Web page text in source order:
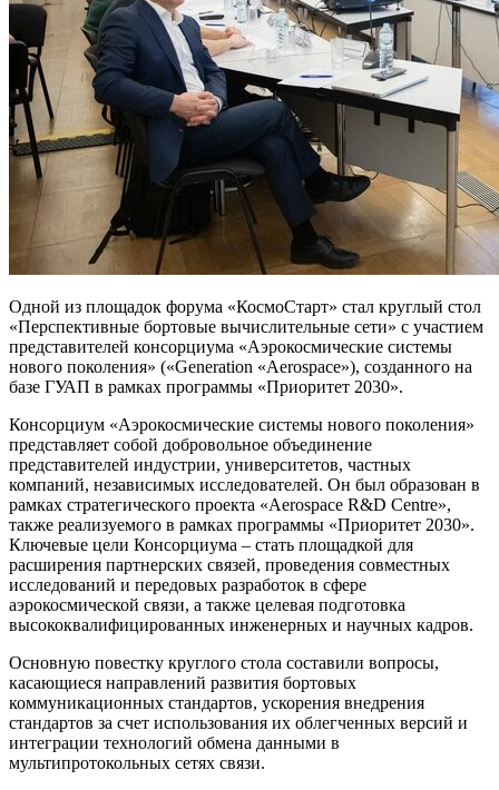
Одной из площадок форума «КосмоСтарт» стал круглый стол
«Перспективные бортовые вычислительные сети» с участием
представителей консорциума «Аэрокосмические системы
нового поколения» («Generation «Aerospace»), созданного на
базе ГУАП в рамках программы «Приоритет 2030».
Консорциум «Аэрокосмические системы нового поколения»
представляет собой добровольное объединение
представителей индустрии, университетов, частных
компаний, независимых исследователей. Он был образован в
рамках стратегического проекта «Aerospace R&D Centre»,
также реализуемого в рамках программы «Приоритет 2030».
Ключевые цели Консорциума – стать площадкой для
расширения партнерских связей, проведения совместных
исследований и передовых разработок в сфере
аэрокосмической связи, а также целевая подготовка
высококвалифицированных инженерных и научных кадров.
Основную повестку круглого стола составили вопросы,
касающиеся направлений развития бортовых
коммуникационных стандартов, ускорения внедрения
стандартов за счет использования их облегченных версий и
интеграции технологий обмена данными в
мультипротокольных сетях связи.